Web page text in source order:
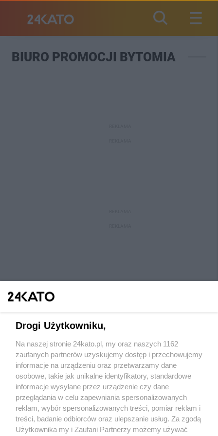
BIURO PROMOCJI BYTOMIA
Wydawca mediów lokalnych
Nie zapomnij
zapoznać się z:
polityką prywatności regulamin korzystania z portali
Twojemiasto Skontaktuj sięz nami
Drogi Użytkowniku,
Na naszej stronie 24kato.pl, my oraz naszych 1162
zaufanych partnerów uzyskujemy dostęp i przechowujemy
informacje na urządzeniu oraz przetwarzamy dane
osobowe, takie jak unikalne identyfikatory, standardowe
informacje wysyłane przez urządzenie czy dane
przeglądania w celu zapewniania spersonalizowanych
reklam, wybór spersonalizowanych treści, pomiar reklam i
treści, badanie odbiorców oraz ulepszanie usług. Za zgodą
Użytkownika my i Zaufani Partnerzy możemy używać